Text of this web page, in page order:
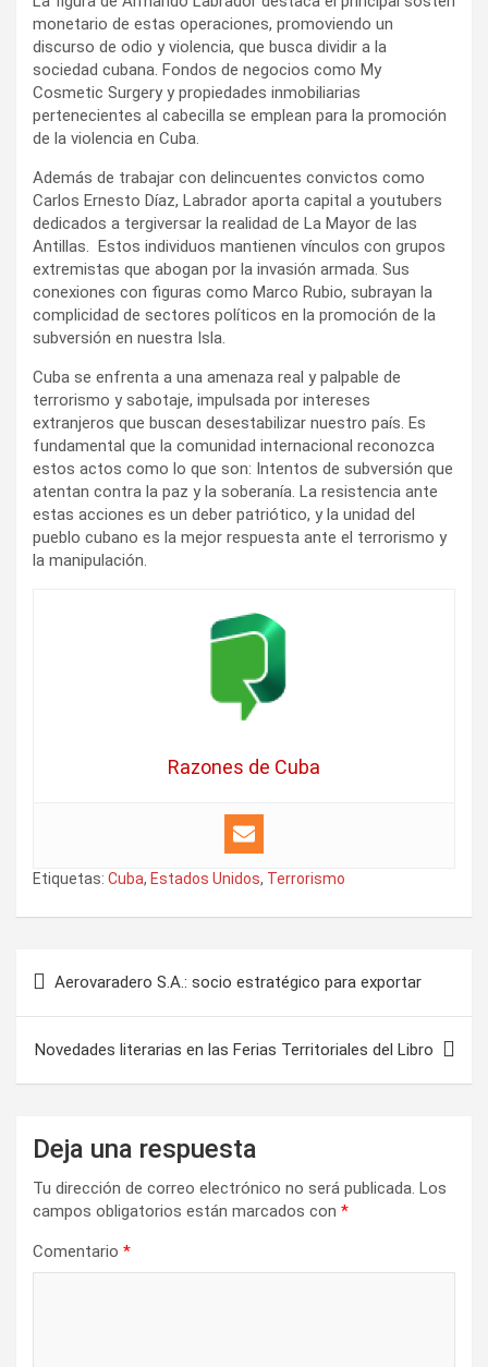
monetario de estas operaciones, promoviendo un
discurso de odio y violencia, que busca dividir a la
sociedad cubana. Fondos de negocios como My
Cosmetic Surgery y propiedades inmobiliarias
pertenecientes al cabecilla se emplean para la promoción
de la violencia en Cuba.
Además de trabajar con delincuentes convictos como
Carlos Ernesto Díaz, Labrador aporta capital a youtubers
dedicados a tergiversar la realidad de La Mayor de las
Antillas. Estos individuos mantienen vínculos con grupos
extremistas que abogan por la invasión armada. Sus
conexiones con figuras como Marco Rubio, subrayan la
complicidad de sectores políticos en la promoción de la
subversión en nuestra Isla.
Cuba se enfrenta a una amenaza real y palpable de
terrorismo y sabotaje, impulsada por intereses
extranjeros que buscan desestabilizar nuestro país. Es
fundamental que la comunidad internacional reconozca
estos actos como lo que son: Intentos de subversión que
atentan contra la paz y la soberanía. La resistencia ante
estas acciones es un deber patriótico, y la unidad del
pueblo cubano es la mejor respuesta ante el terrorismo y
la manipulación.
Razones de Cuba
Etiquetas: Cuba, Estados Unidos, Terrorismo
N
Aerovaradero S.A.: socio estratégico para exportar
Novedades literarias en las Ferias Territoriales del Libro
Deja una respuesta
Tu dirección de correo electrónico no será publicada. Los
campos obligatorios están marcados con *
Comentario *